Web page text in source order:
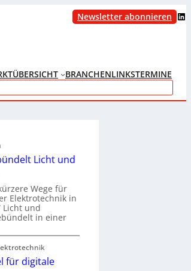
Newsletter abonnieren LinkedIn
BRANCHENLINKSTERMINE
Licht und
Wege für
Elektrotechnik in
Licht und
in einer
für digitale